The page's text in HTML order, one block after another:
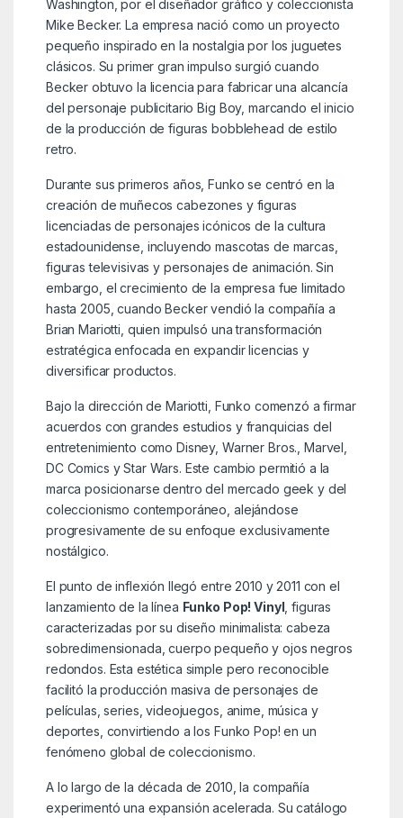
Washington, por el diseñador gráfico y coleccionista
Mike Becker. La empresa nació como un proyecto
pequeño inspirado en la nostalgia por los juguetes
clásicos. Su primer gran impulso surgió cuando
Becker obtuvo la licencia para fabricar una alcancía
del personaje publicitario Big Boy, marcando el inicio
de la producción de figuras bobblehead de estilo
retro.
Durante sus primeros años, Funko se centró en la
creación de muñecos cabezones y figuras
licenciadas de personajes icónicos de la cultura
estadounidense, incluyendo mascotas de marcas,
figuras televisivas y personajes de animación. Sin
embargo, el crecimiento de la empresa fue limitado
hasta 2005, cuando Becker vendió la compañía a
Brian Mariotti, quien impulsó una transformación
estratégica enfocada en expandir licencias y
diversificar productos.
Bajo la dirección de Mariotti, Funko comenzó a firmar
acuerdos con grandes estudios y franquicias del
entretenimiento como Disney, Warner Bros., Marvel,
DC Comics y Star Wars. Este cambio permitió a la
marca posicionarse dentro del mercado geek y del
coleccionismo contemporáneo, alejándose
progresivamente de su enfoque exclusivamente
nostálgico.
El punto de inflexión llegó entre 2010 y 2011 con el
lanzamiento de la línea Funko Pop! Vinyl , figuras
caracterizadas por su diseño minimalista: cabeza
sobredimensionada, cuerpo pequeño y ojos negros
redondos. Esta estética simple pero reconocible
facilitó la producción masiva de personajes de
películas, series, videojuegos, anime, música y
deportes, convirtiendo a los Funko Pop! en un
fenómeno global de coleccionismo.
A lo largo de la década de 2010, la compañía
experimentó una expansión acelerada. Su catálogo